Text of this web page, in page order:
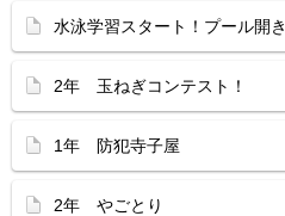
水泳学習スタート！プール開き
2年 玉ねぎコンテスト！
1年 防犯寺子屋
2年 やごとり